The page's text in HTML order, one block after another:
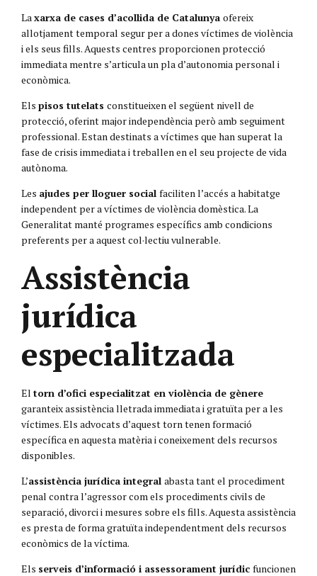
La xarxa de cases d’acollida de Catalunya ofereix
allotjament temporal segur per a dones víctimes de violència
i els seus fills. Aquests centres proporcionen protecció
immediata mentre s’articula un pla d’autonomia personal i
econòmica.
Els pisos tutelats constitueixen el següent nivell de
protecció, oferint major independència però amb seguiment
professional. Estan destinats a víctimes que han superat la
fase de crisis immediata i treballen en el seu projecte de vida
autònoma.
Les ajudes per lloguer social faciliten l’accés a habitatge
independent per a víctimes de violència domèstica. La
Generalitat manté programes específics amb condicions
preferents per a aquest col·lectiu vulnerable.
Assistència
jurídica
especialitzada
El torn d’ofici especialitzat en violència de gènere
garanteix assistència lletrada immediata i gratuïta per a les
víctimes. Els advocats d’aquest torn tenen formació
específica en aquesta matèria i coneixement dels recursos
disponibles.
L’assistència jurídica integral abasta tant el procediment
penal contra l’agressor com els procediments civils de
separació, divorci i mesures sobre els fills. Aquesta assistència
es presta de forma gratuïta independentment dels recursos
econòmics de la víctima.
Els serveis d’informació i assessorament jurídic funcionen